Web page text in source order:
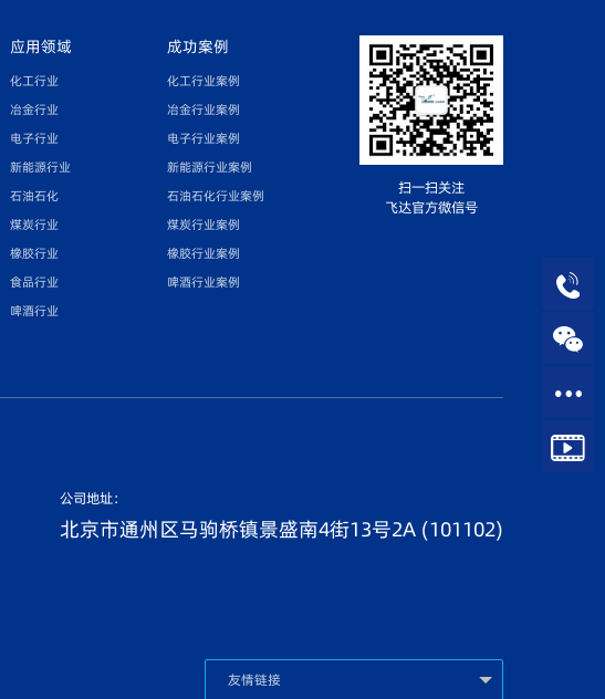
应用领域
化工行业
冶金行业
电子行业
新能源行业
石油石化
煤炭行业
橡胶行业
食品行业
啤酒行业
成功案例
化工行业案例
冶金行业案例
电子行业案例
新能源行业案例
石油石化行业案例
煤炭行业案例
橡胶行业案例
啤酒行业案例
扫一扫关注
飞达官方微信号
公司地址：
北京市通州区马驹桥镇景盛南4街13号2A (101102)